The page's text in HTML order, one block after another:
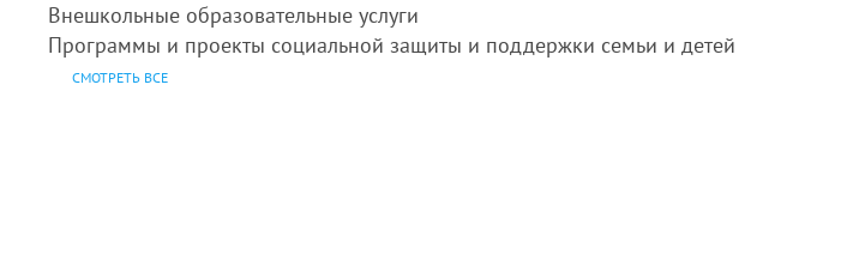
Внешкольные образовательные услуги
Программы и проекты социальной защиты и поддержки семьи и детей
СМОТРЕТЬ ВСЕ